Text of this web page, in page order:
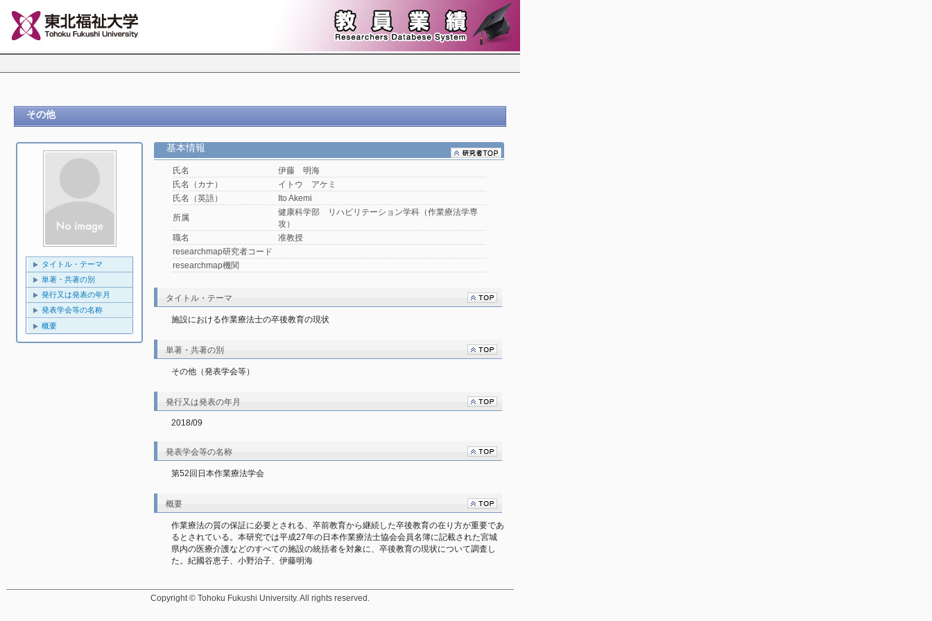
その他
タイトル・テーマ
単著・共著の別
発行又は発表の年月
発表学会等の名称
概要
基本情報
氏名
伊藤 明海
氏名（カナ）
イトウ アケミ
氏名（英語）
Ito Akemi
所属
健康科学部 リハビリテーション学科（作業療法学専
攻）
職名
准教授
researchmap研究者コード
researchmap機関
タイトル・テーマ
施設における作業療法士の卒後教育の現状
単著・共著の別
その他（発表学会等）
発行又は発表の年月
2018/09
発表学会等の名称
第52回日本作業療法学会
概要
作業療法の質の保証に必要とされる、卒前教育から継続した卒後教育の在り方が重要であ
るとされている。本研究では平成27年の日本作業療法士協会会員名簿に記載された宮城
県内の医療介護などのすべての施設の統括者を対象に、卒後教育の現状について調査し
た。紀國谷恵子、小野治子、伊藤明海